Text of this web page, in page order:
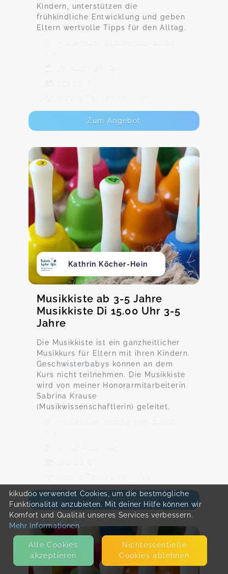
Kindern, unterstützen die
frühkindliche Entwicklung und geben
Eltern wertvolle Tipps für den Alltag.
Holtenauer Straße 309, 24106
17. Aug - 26. Okt
153,00 €
Max. 9 TeilnehmerInnen
Zum Angebot
Kathrin Köcher-Hein
Musikkiste ab 3-5 Jahre
Musikkiste Di 15.00 Uhr 3-5
Jahre
Die Musikkiste ist ein ganzheitlicher
Musikkurs für Eltern mit ihren Kindern.
Geschwisterbabys können an dem
Kurs nicht teilnehmen. Die Musikkiste
wird von meiner Honorarmitarbeiterin
Sabrina Krause
(Musikwissenschaftlerin) geleitet.
Holtenauer Straße 309, 24106
9. Jun - 25. Aug
140,00 €
Max. 9 TeilnehmerInnen
Zum Angebot
kikudoo verwendet Cookies, um die bestmögliche
Funktionalität anzubieten. Mit deiner Hilfe können wir
Komfort und Qualität unseres Services verbessern.
Mehr Informationen
Alle Cookies
akzeptieren
Nicht­essentielle
Cookies ablehnen